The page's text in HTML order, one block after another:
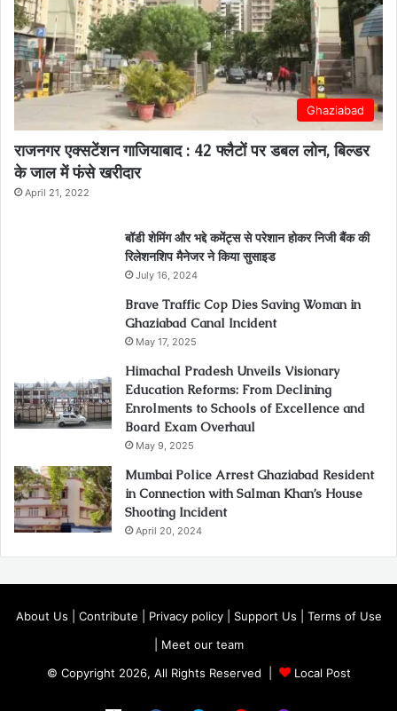
Ghaziabad
राजनगर एक्सटेंशन गाजियाबाद : 42 फ्लैटों पर डबल लोन, बिल्डर
के जाल में फंसे खरीदार
April 21, 2022
बॉडी शेमिंग और भद्दे कमेंट्स से परेशान होकर निजी बैंक की
रिलेशनशिप मैनेजर ने किया सुसाइड
July 16, 2024
Brave Traffic Cop Dies Saving Woman in
Ghaziabad Canal Incident
May 17, 2025
Himachal Pradesh Unveils Visionary
Education Reforms: From Declining
Enrolments to Schools of Excellence and
Board Exam Overhaul
May 9, 2025
Mumbai Police Arrest Ghaziabad Resident
in Connection with Salman Khan’s House
Shooting Incident
April 20, 2024
About Us Contribute Privacy policy| Support Us
Terms of Use
Meet our team
© Copyright 2026, All Rights Reserved |
Local Post